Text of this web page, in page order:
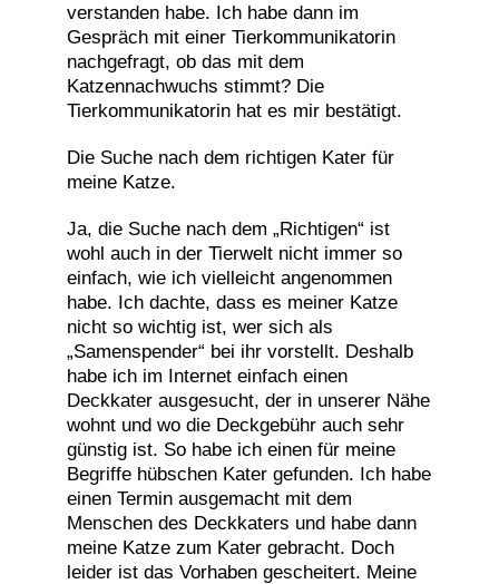
verstanden habe. Ich habe dann im
Gespräch mit einer Tierkommunikatorin
nachgefragt, ob das mit dem
Katzennachwuchs stimmt? Die
Tierkommunikatorin hat es mir bestätigt.
Die Suche nach dem richtigen Kater für
meine Katze.
Ja, die Suche nach dem „Richtigen“ ist
wohl auch in der Tierwelt nicht immer so
einfach, wie ich vielleicht angenommen
habe. Ich dachte, dass es meiner Katze
nicht so wichtig ist, wer sich als
„Samenspender“ bei ihr vorstellt. Deshalb
habe ich im Internet einfach einen
Deckkater ausgesucht, der in unserer Nähe
wohnt und wo die Deckgebühr auch sehr
günstig ist. So habe ich einen für meine
Begriffe hübschen Kater gefunden. Ich habe
einen Termin ausgemacht mit dem
Menschen des Deckkaters und habe dann
meine Katze zum Kater gebracht. Doch
leider ist das Vorhaben gescheitert. Meine